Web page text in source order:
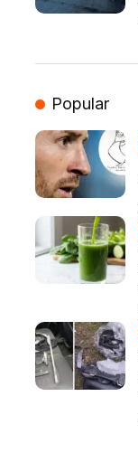
Popular